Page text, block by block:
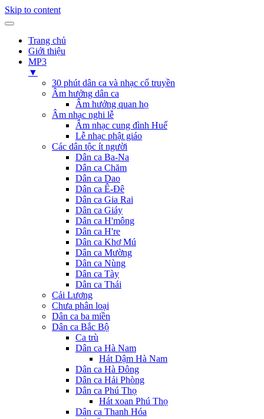
Skip to content
Trang chủ
Giới thiệu
MP3
▼
30 phút dân ca và nhạc cổ truyền
Âm hưởng dân ca
Âm hưởng quan họ
Âm nhạc nghi lễ
Âm nhạc cung đình Huế
Lễ nhạc phật giáo
Các dân tộc ít người
Dân ca Ba-Na
Dân ca Chăm
Dân ca Dao
Dân ca Ê-Đê
Dân ca Gia Rai
Dân ca Giáy
Dân ca H'mông
Dân ca H're
Dân ca Khơ Mú
Dân ca Mường
Dân ca Nùng
Dân ca Tày
Dân ca Thái
Cải Lương
Chưa phân loại
Dân ca ba miền
Dân ca Bắc Bộ
Ca trù
Dân ca Hà Nam
Hát Dậm Hà Nam
Dân ca Hà Đông
Dân ca Hải Phòng
Dân ca Phú Thọ
Hát xoan Phú Thọ
Dân ca Thanh Hóa